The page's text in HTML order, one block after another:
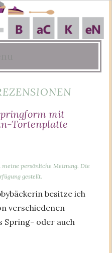
mit
Tortenplatte
persönliche Meinung. Die
gestellt.
besitze ich
verschiedenen
Spring- oder auch